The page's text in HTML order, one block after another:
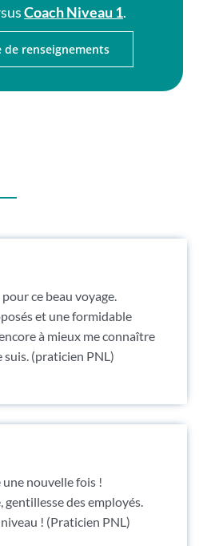
Coach Niveau 1.
de renseignements
ce beau voyage.
et une formidable
à mieux me connaître
suis. (praticien PNL)
nouvelle fois !
gentillesse des employés.
! (Praticien PNL)